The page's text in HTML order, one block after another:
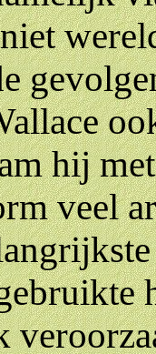
hij
veel